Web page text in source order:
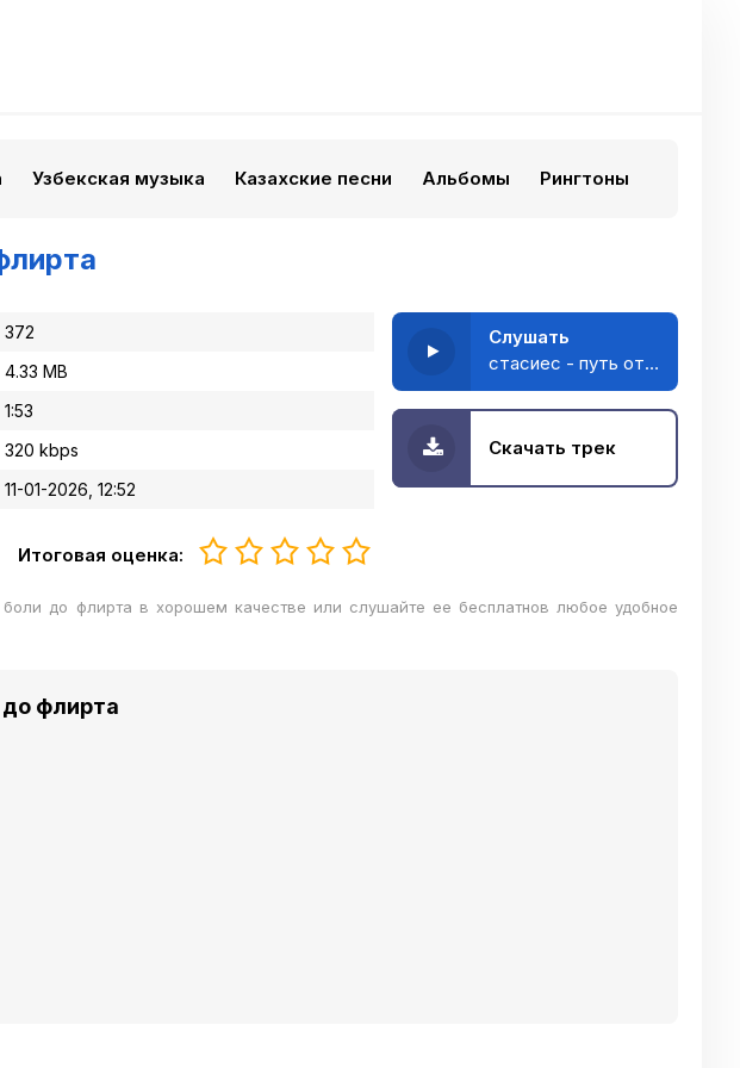
Узбекская музыка Казахские песни Альбомы Рингтоны
372
4.33 MB
1:53
320 kbps
11-01-2026, 12:52
Итоговая оценка:
Слушать
стасиес - путь от боли до флирта
Скачать трек
до флирта в хорошем качестве или слушайте ее бесплатнов любое удобное
до флирта